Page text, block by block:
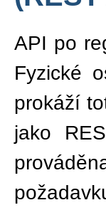
API po
Fyzické
prokáží
jako